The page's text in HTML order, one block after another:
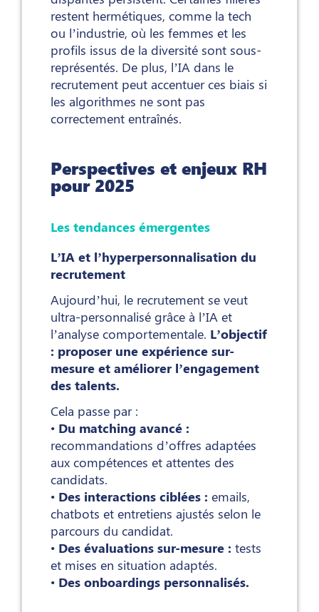
restent hermétiques, comme la tech
ou l’industrie, où les femmes et les
profils issus de la diversité sont sous-
représentés. De plus, l’IA dans le
recrutement peut accentuer ces biais si
les algorithmes ne sont pas
correctement entraînés.
Perspectives et enjeux RH
pour 2025
Les tendances émergentes
L’IA et l’hyperpersonnalisation du
recrutement
Aujourd’hui, le recrutement se veut
ultra-personnalisé grâce à l’IA et
l’analyse comportementale. L’objectif
: proposer une expérience sur-
mesure et améliorer l’engagement
des talents.
Cela passe par :
• Du matching avancé :
recommandations d’offres adaptées
aux compétences et attentes des
candidats.
• Des interactions ciblées : emails,
chatbots et entretiens ajustés selon le
parcours du candidat.
• Des évaluations sur-mesure : tests
et mises en situation adaptés.
• Des onboardings personnalisés.